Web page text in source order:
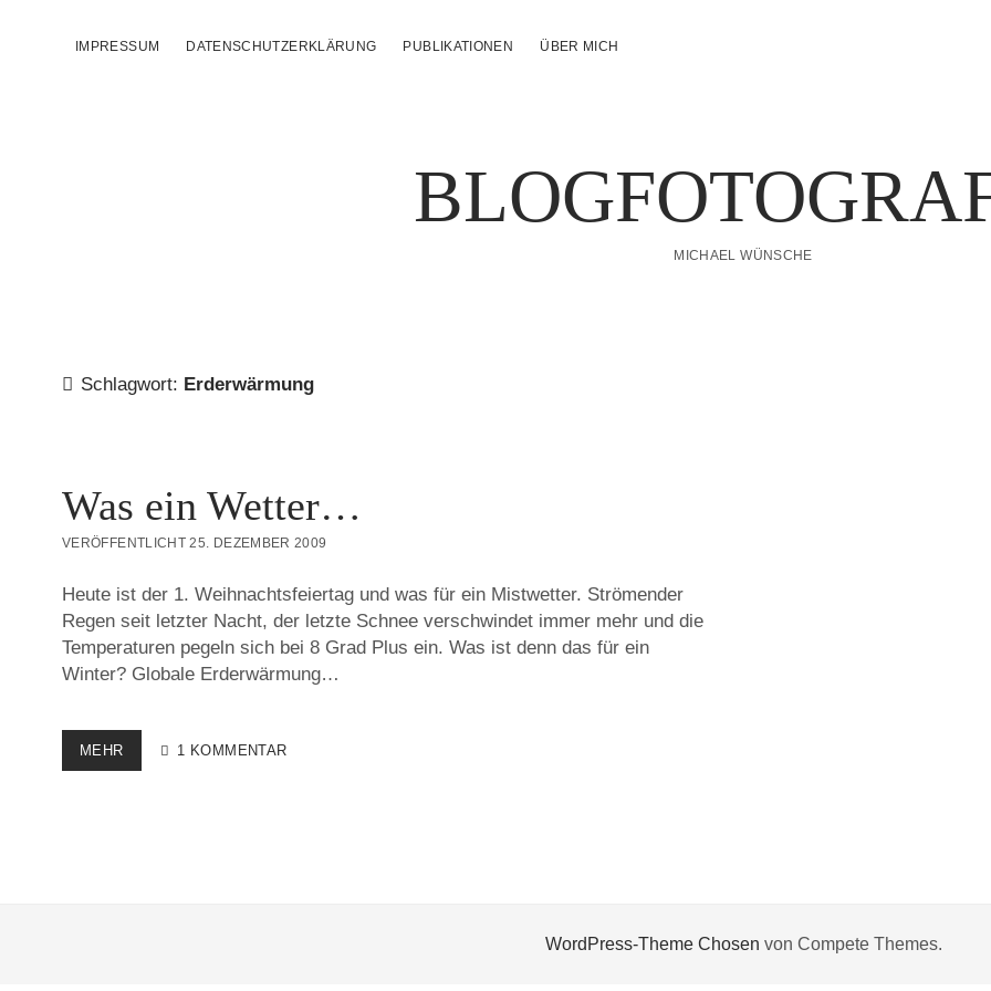
IMPRESSUM DATENSCHUTZERKLÄRUNG PUBLIKATIONEN ÜBER MICH
MICHAEL WÜNSCHE
Schlagwort: Erderwärmung
Was ein Wetter…
VERÖFFENTLICHT 25. DEZEMBER 2009
Heute ist der 1. Weihnachtsfeiertag und was für ein Mistwetter. Strömender
Regen seit letzter Nacht, der letzte Schnee verschwindet immer mehr und die
Temperaturen pegeln sich bei 8 Grad Plus ein. Was ist denn das für ein
Winter? Globale Erderwärmung…
MEHRWAS
EIN
1 KOMMENTAR
WordPress-Theme Chosen von Compete Themes.